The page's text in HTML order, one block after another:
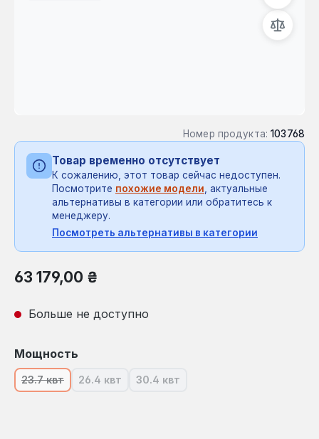
Номер продукта: 103768
Товар временно отсутствует
К сожалению, этот товар сейчас недоступен.
Посмотрите похожие модели , актуальные
альтернативы в категории или обратитесь к
менеджеру.
Посмотреть альтернативы в категории
Обычная цена:
63 179,00 ₴
Больше не доступно
Выберите
Мощность
23.7 квт(В настоящее время эта опция недоступна.)
26.4 квт(В настоящее время эта опция недоступна.)
30.4 квт(В настоящее время эта опция